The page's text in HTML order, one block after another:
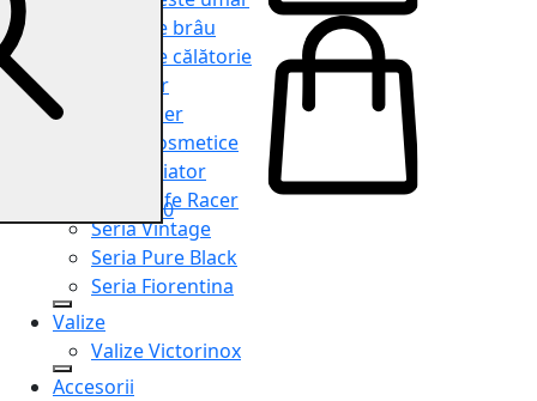
Genți de brâu
Genți de călătorie
Shopper
Organiser
Truse cosmetice
Seria Aviator
Seria Cafe Racer
Seria Vintage
Seria Pure Black
Seria Fiorentina
Valize
Valize Victorinox
Accesorii
0